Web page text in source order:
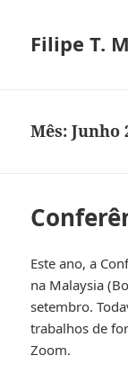
Filipe T.
Mês:Junho
Este ano, a
na Malaysia
setembro.
trabalhos de
Zoom.